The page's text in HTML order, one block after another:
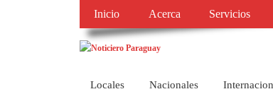
Inicio Acerca Servicios
Locales Nacionales